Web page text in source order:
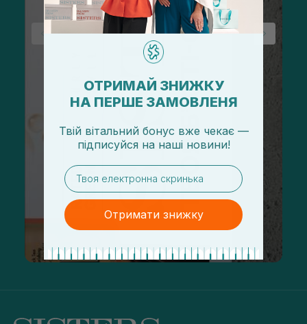
ОТРИМАЙ ЗНИЖКУ
НА ПЕРШЕ ЗАМОВЛЕНЯ
Твій вітальний бонус вже чекає —
підписуйся на наші новини!
email
Отримати знижку